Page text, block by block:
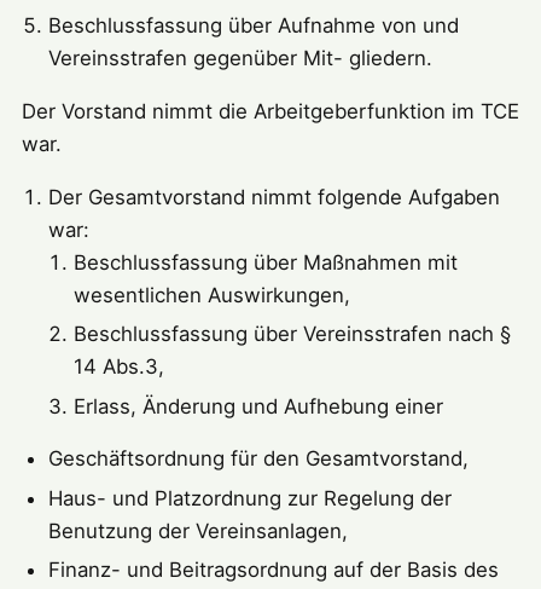
Beschlussfassung über Aufnahme von und
Vereinsstrafen gegenüber Mit- gliedern.
Der Vorstand nimmt die Arbeitgeberfunktion im TCE
war.
Der Gesamtvorstand nimmt folgende Aufgaben
war:
Beschlussfassung über Maßnahmen mit
wesentlichen Auswirkungen,
Beschlussfassung über Vereinsstrafen nach §
14 Abs.3,
Erlass, Änderung und Aufhebung einer
Geschäftsordnung für den Gesamtvorstand,
Haus- und Platzordnung zur Regelung der
Benutzung der Vereinsanlagen,
Finanz- und Beitragsordnung auf der Basis des